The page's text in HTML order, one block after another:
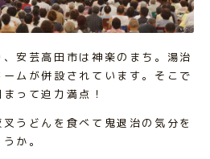
安芸高田市は神楽のまち。湯治
ムが併設されています。そこで
って迫力満点！
うどんを食べて鬼退治の気分を
か。